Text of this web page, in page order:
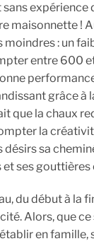
sans expérience
maisonnette !
moindres : un
entre 600
grâce à
que la chaux
la
sa
et ses gouttières
du début à la
Alors, que
en